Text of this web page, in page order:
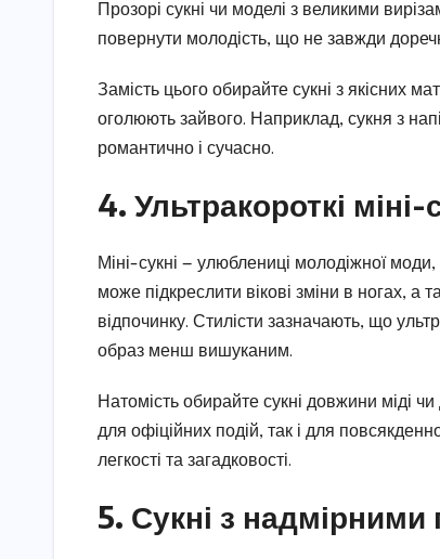
Прозорі сукні чи моделі з великими
повернути молодість, що не завжди
Замість цього обирайте сукні з якісних
оголюють зайвого. Наприклад, сукня з
романтично і сучасно.
4. Ультракороткі міні-
Міні-сукні — улюблениці молодіжної
може підкреслити вікові зміни в ногах, а
відпочинку. Стилісти зазначають, що
образ менш вишуканим.
Натомість обирайте сукні довжини міді
для офіційних подій, так і для
легкості та загадковості.
5. Сукні з